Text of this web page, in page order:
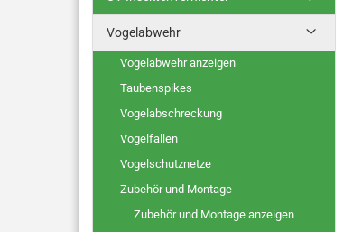
Vogelabwehr
Vogelabwehr anzeigen
Taubenspikes
Vogelabschreckung
Vogelfallen
Vogelschutznetze
Zubehör und Montage
Zubehör und Montage anzeigen